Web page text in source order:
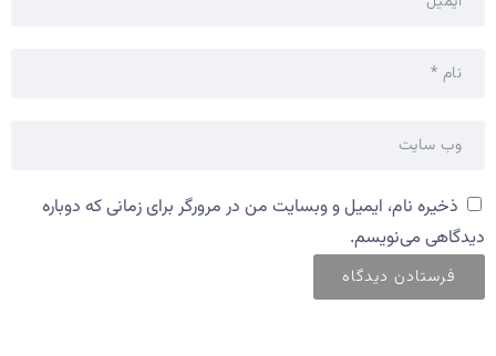
ذخیره نام، ایمیل و وبسایت من در مرورگر برای زمانی که دوباره
دیدگاهی می‌نویسم.